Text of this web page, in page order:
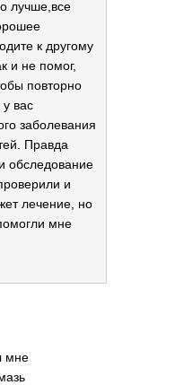
лучше,все
к другому
и не помог,
повторно
вас
заболевания
Правда
обследование
и
лечение, но
мне
мне